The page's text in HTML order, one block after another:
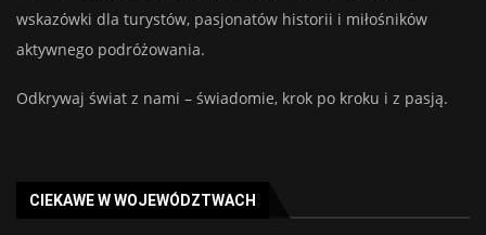
wskazówki dla turystów, pasjonatów historii i miłośników
aktywnego podróżowania.
Odkrywaj świat z nami – świadomie, krok po kroku i z pasją.
CIEKAWE W WOJEWÓDZTWACH